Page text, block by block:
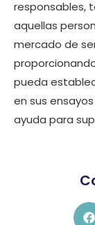
responsables,
aquellas
mercado de
pueda
en sus
ayuda para